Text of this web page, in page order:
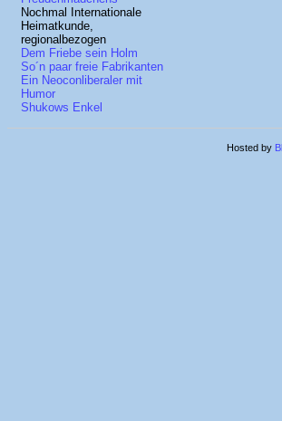
Nochmal Internationale
Heimatkunde,
regionalbezogen
Dem Friebe sein Holm
So´n paar freie Fabrikanten
Ein Neoconliberaler mit
Humor
Shukows Enkel
Hosted by